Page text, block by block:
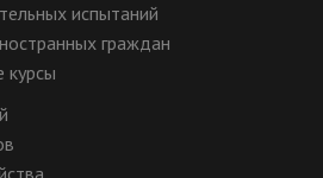
испытаний
граждан
курсы